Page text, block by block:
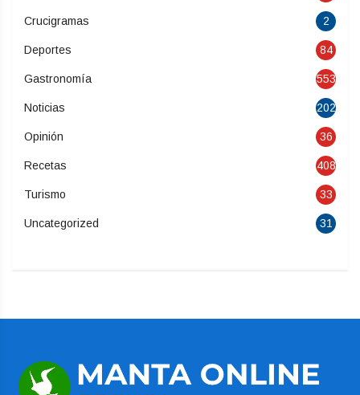
Crucigramas 2
Deportes 84
Gastronomía 553
Noticias 202
Opinión 36
Recetas 408
Turismo 33
Uncategorized 31